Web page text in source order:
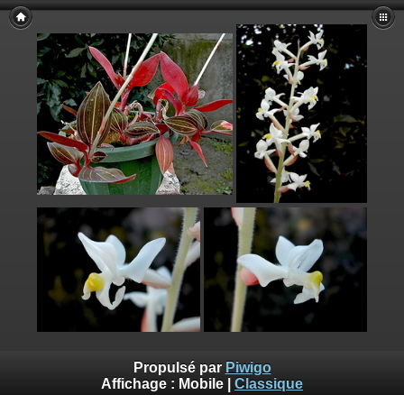
Propulsé par Piwigo
Affichage : Mobile Classique